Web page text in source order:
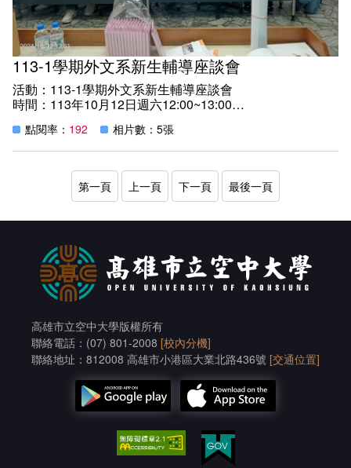
113-1學期外文系新生輔導座談會
活動：113-1學期外文系新生輔導座談會
時間：113年10月12日週六12:00~13:00
紀實：
一、本(113-1)學期「新生輔導座談會」，邀請新生、選課
學生對英、日文選讀的動機和興趣。
二、系主任何妤蓁教授與系學會會長邱宏洋共同主持，日文
3.0使用教學，鼓勵加入系學會群組與英研社社團，邱春鳳
助同學熟悉操作與學習資源連結，轉化為學習外語的助力與
後援，避免新生讀學無友，降低中輟機會。
點閱率： 192 相片數：5張
第一頁 上一頁 下一頁 最後一頁
高雄市立空中大學版權所有
聯絡電話：(07) 801-2008 [校內分機]
聯絡地址：812008 高雄市小港區大業北路436號 [交通位置]